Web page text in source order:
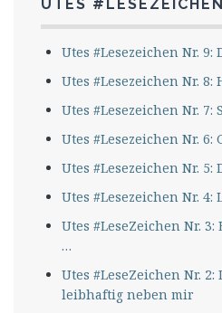
UTES #LESEZEICHEN
Utes #Lesezeichen Nr.
Utes #Lesezeichen Nr.
Utes #Lesezeichen Nr.
Utes #Lesezeichen Nr.
Utes #Lesezeichen Nr.
Utes #Lesezeichen Nr. 4:
Utes #LeseZeichen Nr.
…
Utes #LeseZeichen Nr.
leibhaftig neben mir